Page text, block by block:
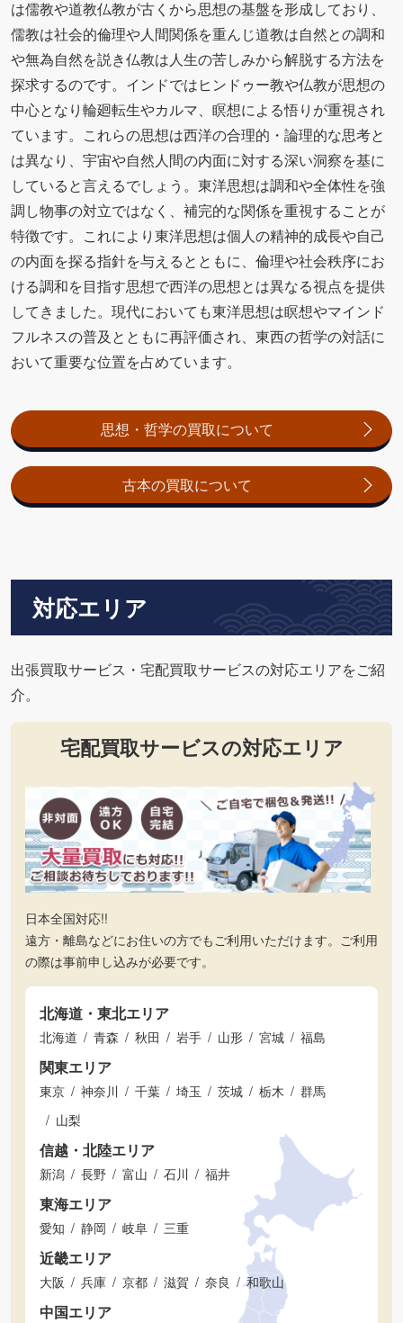
は儒教や道教仏教が古くから思想の基盤を形成しており、
儒教は社会的倫理や人間関係を重んじ道教は自然との調和
や無為自然を説き仏教は人生の苦しみから解脱する方法を
探求するのです。インドではヒンドゥー教や仏教が思想の
中心となり輪廻転生やカルマ、瞑想による悟りが重視され
ています。これらの思想は西洋の合理的・論理的な思考と
は異なり、宇宙や自然人間の内面に対する深い洞察を基に
していると言えるでしょう。東洋思想は調和や全体性を強
調し物事の対立ではなく、補完的な関係を重視することが
特徴です。これにより東洋思想は個人の精神的成長や自己
の内面を探る指針を与えるとともに、倫理や社会秩序にお
ける調和を目指す思想で西洋の思想とは異なる視点を提供
してきました。現代においても東洋思想は瞑想やマインド
フルネスの普及とともに再評価され、東西の哲学の対話に
おいて重要な位置を占めています。
思想・哲学の買取について
古本の買取について
対応エリア
出張買取サービス・宅配買取サービスの対応エリアをご紹
介。
宅配買取サービスの対応エリア
日本全国対応!!
遠方・離島などにお住いの方でもご利用いただけます。ご利用
の際は事前申し込みが必要です。
北海道・東北エリア
北海道 青森 秋田 岩手 山形 宮城 福島
関東エリア
東京 神奈川 千葉 埼玉 茨城 栃木
群馬
山梨
信越・北陸エリア
新潟 長野 富山 石川 福井
東海エリア
愛知 静岡 岐阜 三重
近畿エリア
大阪 兵庫 京都 滋賀 奈良 和歌山
中国エリア